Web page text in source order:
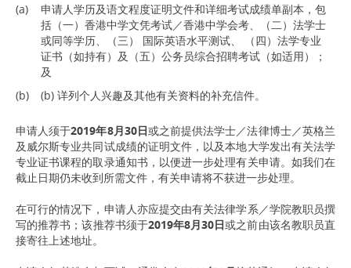
(a)
申请人学历及语文程度证明文件和详细考试成绩单副本，包
括（一）香港中学文凭考试／香港中学会考、（二）法学士
或同等学历、（三） 国际英语水平测试、 （四）法学专业
证书（如持有）及（五）公务员综合招聘考试（如适用）；
及
(b)
(b) 详列个人兴趣及其他有关资料的补充信件。
申请人须于2019年8月30日或之前提供法学士／法律博士／英格兰
及威尔斯专业共同试成绩的证明文件，以及本地大学发出有关法学
专业证书课程的取录通知书，以便进一步处理有关申请。如我们在
截止日期仍未收到所需文件，有关申请将不获进一步处理。
在可行的情况下，申请人亦应提交由有关法律学系／学院教职员撰
写的推荐书；该推荐书须于2019年8月30日或之前由该名教职员直
接寄往上述地址。